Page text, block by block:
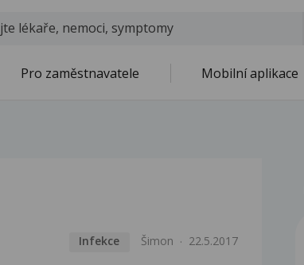
Pro zaměstnavatele Mobilní aplikace
Infekce Šimon 22.5.2017